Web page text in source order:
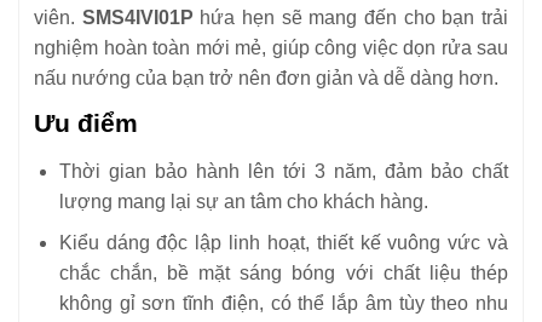
viên. SMS4IVI01P hứa hẹn sẽ mang đến cho bạn trải
nghiệm hoàn toàn mới mẻ, giúp công việc dọn rửa sau
nấu nướng của bạn trở nên đơn giản và dễ dàng hơn.
Ưu điểm
Thời gian bảo hành lên tới 3 năm, đảm bảo chất
lượng mang lại sự an tâm cho khách hàng.
Kiểu dáng độc lập linh hoạt, thiết kế vuông vức và
chắc chắn, bề mặt sáng bóng với chất liệu thép
không gỉ sơn tĩnh điện, có thể lắp âm tùy theo nhu